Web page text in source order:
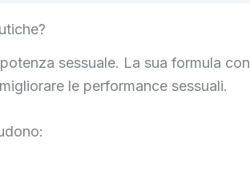
sessuale. La sua formula
le performance sessuali.